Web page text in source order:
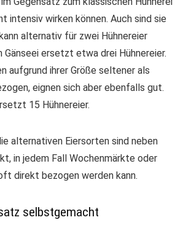
intensiv wirken können. Auch sind sie
alternativ für zwei Hühnereier
ersetzt etwa drei Hühnereier.
aufgrund ihrer Größe seltener als
eignen sich aber ebenfalls gut.
15 Hühnereier.
alternativen Eiersorten sind neben
in jedem Fall Wochenmärkte oder
direkt bezogen werden kann.
selbstgemacht